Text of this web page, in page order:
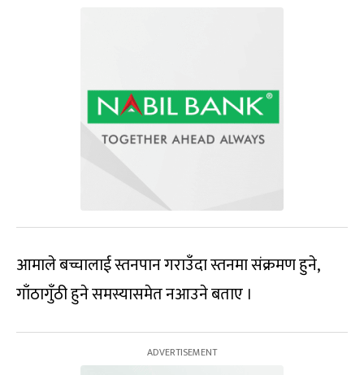
आमाले बच्चालाई स्तनपान गराउँदा स्तनमा संक्रमण हुने,
गाँठागुँठी हुने समस्यासमेत नआउने बताए ।